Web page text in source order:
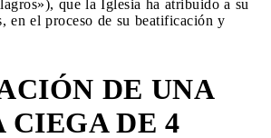
que la Iglesia ha atribuido a su
en el proceso de su beatificación y
DE UNA
CIEGA DE 4